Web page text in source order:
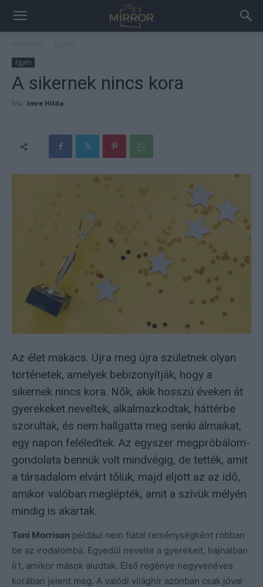
Egyéb
A sikernek nincs kora
Írta: Imre Hilda -
Az élet makacs. Újra meg újra születnek olyan
történetek, amelyek bebizonyítják, hogy a
sikernek nincs kora. Nők, akik hosszú éveken át
gyerekeket neveltek, alkalmazkodtak, háttérbe
szorultak, és nem hallgatta meg senki álmaikat,
egy napon feléledtek. Az egyszer megpróbálom-
gondolata bennük volt mindvégig, de tették, amit
a társadalom elvárt tőlük, majd eljött az az idő,
amikor valóban meglépték, amit a szívük mélyén
mindig is akartak.
Toni Morrison például nem fiatal reménységként robban
be az irodalomba. Egyedül nevelte a gyerekeit, hajnalban
írt, amikor mások aludtak. Első regénye negyvenéves
korában jelent meg. A valódi világhír azonban csak jóval